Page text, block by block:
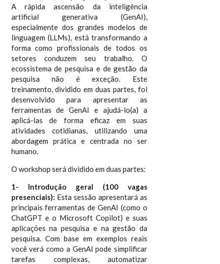
A rápida ascensão da inteligência
artificial generativa (GenAI),
especialmente dos grandes modelos de
linguagem (LLMs), está transformando a
forma como profissionais de todos os
setores conduzem seu trabalho. O
ecossistema de pesquisa e de gestão da
pesquisa não é exceção. Este
treinamento, dividido em duas partes, foi
desenvolvido para apresentar as
ferramentas de GenAI e ajudá-lo(a) a
aplicá-las de forma eficaz em suas
atividades cotidianas, utilizando uma
abordagem prática e centrada no ser
humano.
O workshop será dividido em duas partes:
1- Introdução geral (100 vagas
presenciais): Esta sessão apresentará as
principais ferramentas de GenAI (como o
ChatGPT e o Microsoft Copilot) e suas
aplicações na pesquisa e na gestão da
pesquisa. Com base em exemplos reais
você verá como a GenAI pode simplificar
tarefas complexas, automatizar